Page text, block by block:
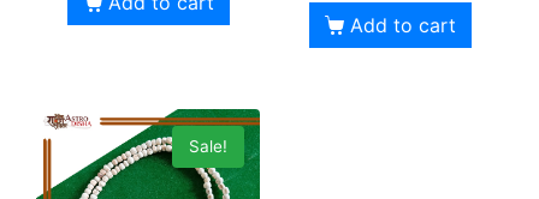
Add to cart
Sale!